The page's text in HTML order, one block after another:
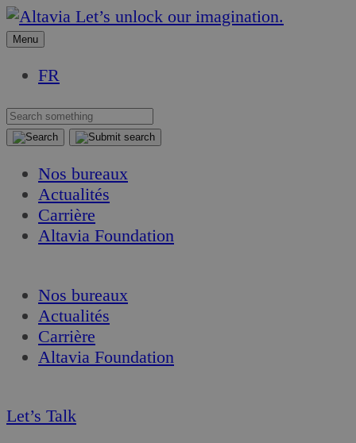
Aller
au
Aller
au
Let’s unlock our imagination.
Menu
FR
Nos bureaux
Actualités
Carrière
Altavia Foundation
Nos bureaux
Actualités
Carrière
Altavia Foundation
Let’s Talk